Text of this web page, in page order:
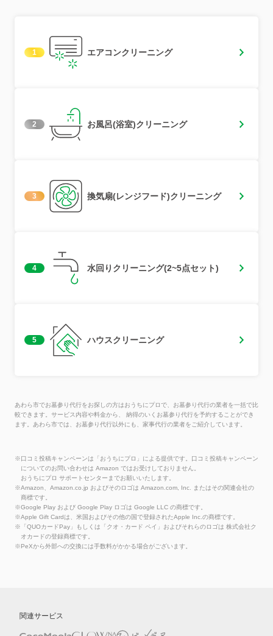
1 エアコンクリーニング
2 お風呂(浴室)クリーニング
3 換気扇(レンジフード)クリーニング
4 水回りクリーニング(2~5点セット)
5 ハウスクリーニング
あわら市でお墓参り代行をお探しの方はおうちにプロで、お墓参り代行の業者を一括で比
較できます。サービス内容や料金から、 納得のいくお墓参り代行を予約することができ
ます。あわら市では、お墓参り代行以外にも、家事代行の業者をご紹介しています。
※口コミ投稿キャンペーンは「おうちにプロ」による提供です。口コミ投稿キャンペーン
についてのお問い合わせは Amazon ではお受けしておりません。
おうちにプロ サポートセンターまでお願いいたします。
※Amazon、Amazon.co.jp およびそのロゴは Amazon.com, Inc. またはその関連会社の
商標です。
※Google Play および Google Play ロゴは Google LLC の商標です。
※Apple Gift Cardは、米国およびその他の国で登録されたApple Inc.の商標です。
※「QUOカードPay」もしくは「クオ・カード ペイ」およびそれらのロゴは 株式会社ク
オカードの登録商標です。
※PeXから外部への交換には手数料がかかる場合がございます。
関連サービス